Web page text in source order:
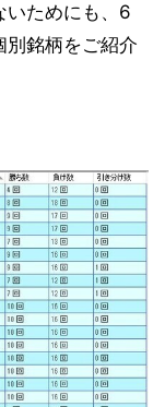
いためにも、6
別銘柄をご紹介